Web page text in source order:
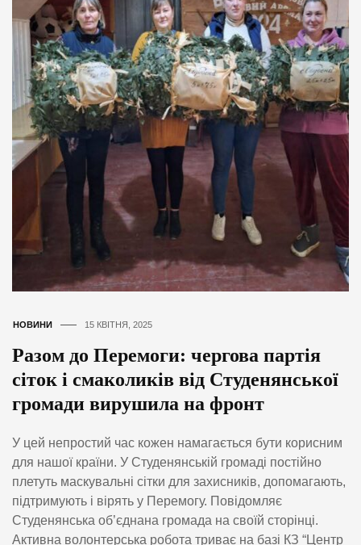
НОВИНИ 15 КВІТНЯ, 2025
Разом до Перемоги: чергова партія
сіток і смаколиків від Студенянської
громади вирушила на фронт
У цей непростий час кожен намагається бути корисним
для нашої країни. У Студенянській громаді постійно
плетуть маскувальні сітки для захисників, допомагають,
підтримують і вірять у Перемогу. Повідомляє
Студенянська об’єднана громада на своїй сторінці.
Активна волонтерська робота триває на базі КЗ “Центр